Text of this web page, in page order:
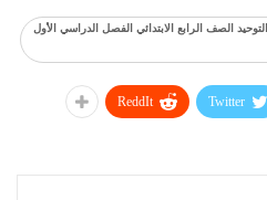
الصف الرابع الابتدائي الفصل الدراسي الأول
Twitter
ReddIt